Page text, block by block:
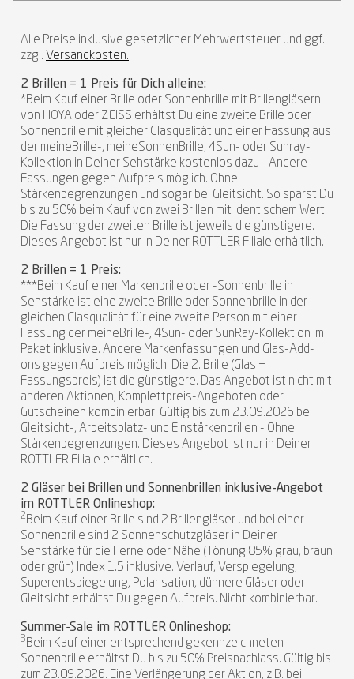
Alle Preise inklusive gesetzlicher Mehrwertsteuer und ggf.
zzgl. Versandkosten.
2 Brillen = 1 Preis für Dich alleine:
*Beim Kauf einer Brille oder Sonnenbrille mit Brillengläsern
von HOYA oder ZEISS erhältst Du eine zweite Brille oder
Sonnenbrille mit gleicher Glasqualität und einer Fassung aus
der meineBrille-, meineSonnenBrille, 4Sun- oder Sunray-
Kollektion in Deiner Sehstärke kostenlos dazu – Andere
Fassungen gegen Aufpreis möglich. Ohne
Stärkenbegrenzungen und sogar bei Gleitsicht. So sparst Du
bis zu 50% beim Kauf von zwei Brillen mit identischem Wert.
Die Fassung der zweiten Brille ist jeweils die günstigere.
Dieses Angebot ist nur in Deiner ROTTLER Filiale erhältlich.
2 Brillen = 1 Preis:
***Beim Kauf einer Markenbrille oder -Sonnenbrille in
Sehstärke ist eine zweite Brille oder Sonnenbrille in der
gleichen Glasqualität für eine zweite Person mit einer
Fassung der meineBrille-, 4Sun- oder SunRay-Kollektion im
Paket inklusive. Andere Markenfassungen und Glas-Add-
ons gegen Aufpreis möglich. Die 2. Brille (Glas +
Fassungspreis) ist die günstigere. Das Angebot ist nicht mit
anderen Aktionen, Komplettpreis-Angeboten oder
Gutscheinen kombinierbar. Gültig bis zum 23.09.2026 bei
Gleitsicht-, Arbeitsplatz- und Einstärkenbrillen - Ohne
Stärkenbegrenzungen. Dieses Angebot ist nur in Deiner
ROTTLER Filiale erhältlich.
2 Gläser bei Brillen und Sonnenbrillen inklusive-Angebot
im ROTTLER Onlineshop:
2 Beim Kauf einer Brille sind 2 Brillengläser und bei einer
Sonnenbrille sind 2 Sonnenschutzgläser in Deiner
Sehstärke für die Ferne oder Nähe (Tönung 85% grau, braun
oder grün) Index 1.5 inklusive. Verlauf, Verspiegelung,
Superentspiegelung, Polarisation, dünnere Gläser oder
Gleitsicht erhältst Du gegen Aufpreis. Nicht kombinierbar.
Summer-Sale im ROTTLER Onlineshop:
3 Beim Kauf einer entsprechend gekennzeichneten
Sonnenbrille erhältst Du bis zu 50% Preisnachlass. Gültig bis
zum 23.09.2026. Eine Verlängerung der Aktion, z.B. bei